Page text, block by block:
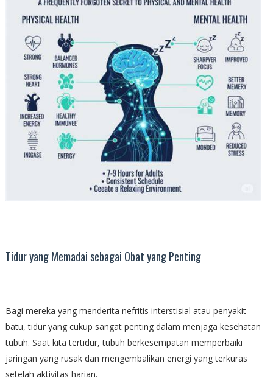
Tidur yang Memadai sebagai Obat yang Penting
Bagi mereka yang menderita nefritis interstisial atau penyakit
batu, tidur yang cukup sangat penting dalam menjaga kesehatan
tubuh. Saat kita tertidur, tubuh berkesempatan memperbaiki
jaringan yang rusak dan mengembalikan energi yang terkuras
setelah aktivitas harian.